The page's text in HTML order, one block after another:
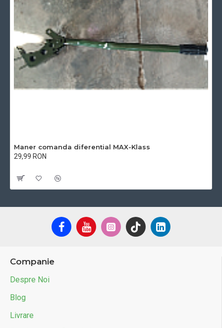
Maner comanda diferential MAX-Klass
29,99 RON
Companie
Despre Noi
Blog
Livrare